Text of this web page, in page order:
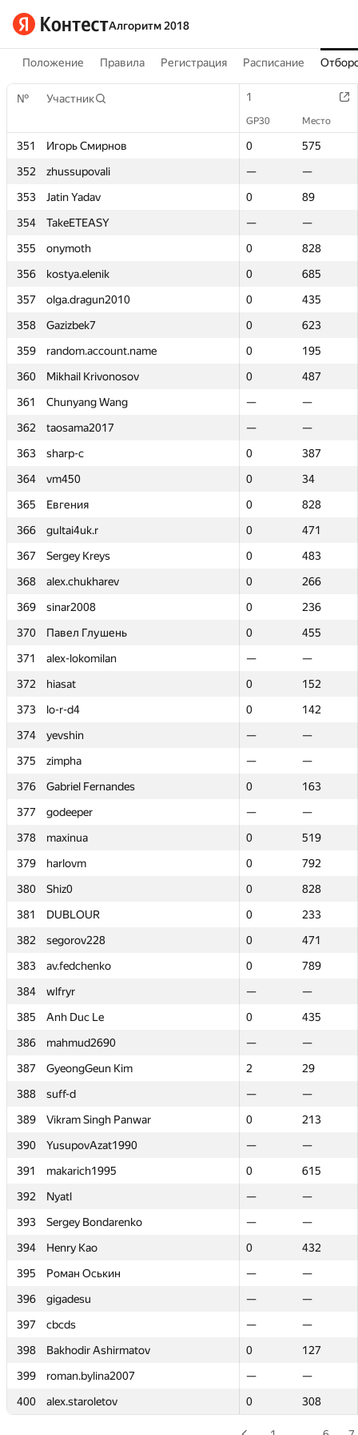
Алгоритм 2018
Положение Правила Регистрация Расписание
№ Участник 1
GP30 Место
351 Игорь Смирнов 0
575
352
zhussupovali —
—
353
Jatin Yadav 0
89
354
TakeETEASY —
—
355
onymoth 0
828
356
kostya.elenik 0
685
357
olga.dragun2010 0
435
358
Gazizbek7 0
623
359
random.account.name 0
195
360
Mikhail Krivonosov 0
487
361
Chunyang Wang —
—
362
taosama2017 —
—
363
sharp-c 0
387
364
vm450 0
34
365
Евгения 0
828
366
gultai4uk.r 0
471
367
Sergey Kreys 0
483
368
alex.chukharev 0
266
369
sinar2008 0
236
370
Павел Глушень 0
455
371
alex-lokomilan —
—
372
hiasat 0
152
373
lo-r-d4 0
142
374
yevshin —
—
375
zimpha —
—
376
Gabriel Fernandes 0
163
377
godeeper —
—
378
maxinua 0
519
379
harlovm 0
792
380
Shiz0 0
828
381
DUBLOUR 0
233
382
segorov228 0
471
383
av.fedchenko 0
789
384
wlfryr —
—
385
Anh Duc Le 0
435
386
mahmud2690 —
—
387
GyeongGeun Kim 2
29
388
suff-d —
—
389
Vikram Singh Panwar 0
213
390
YusupovAzat1990 —
—
391
makarich1995 0
615
392
Nyatl —
—
393
Sergey Bondarenko —
—
394
Henry Kao 0
432
395
Роман Оськин —
—
396
gigadesu —
—
397
cbcds —
—
398
Bakhodir Ashirmatov 0
127
399
roman.bylina2007 —
—
400
alex.staroletov 0 308
№ Участник 1
GP30 Место
351 Игорь Смирнов 0
575
352
zhussupovali —
—
353
Jatin Yadav 0
89
354
TakeETEASY —
—
355
onymoth 0
828
356
kostya.elenik 0
685
357
olga.dragun2010 0
435
358
Gazizbek7 0
623
359
random.account.name 0
195
360
Mikhail Krivonosov 0
487
361
Chunyang Wang —
—
362
taosama2017 —
—
363
sharp-c 0
387
364
vm450 0
34
365
Евгения 0
828
366
gultai4uk.r 0
471
367
Sergey Kreys 0
483
368
alex.chukharev 0
266
369
sinar2008 0
236
370
Павел Глушень 0
455
371
alex-lokomilan —
—
372
hiasat 0
152
373
lo-r-d4 0
142
374
yevshin —
—
375
zimpha —
—
376
Gabriel Fernandes 0
163
377
godeeper —
—
378
maxinua 0
519
379
harlovm 0
792
380
Shiz0 0
828
381
DUBLOUR 0
233
382
segorov228 0
471
383
av.fedchenko 0
789
384
wlfryr —
—
385
Anh Duc Le 0
435
386
mahmud2690 —
—
387
GyeongGeun Kim 2
29
388
suff-d —
—
389
Vikram Singh Panwar 0
213
390
YusupovAzat1990 —
—
391
makarich1995 0
615
392
Nyatl —
—
393
Sergey Bondarenko —
—
394
Henry Kao 0
432
395
Роман Оськин —
—
396
gigadesu —
—
397
cbcds —
—
398
Bakhodir Ashirmatov 0
127
399
roman.bylina2007 —
—
400
alex.staroletov 0 308